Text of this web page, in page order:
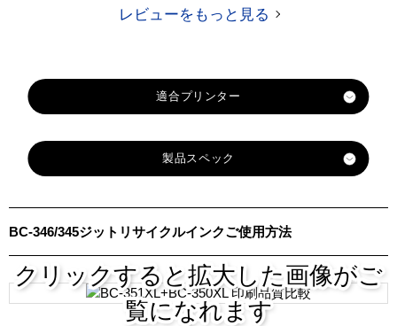
レビューをもっと見る
適合プリンター
PIXUS-TS203
製品スペック
ー
対応
純正型
番
BC-
345XL
BC-345 BC-346
BC-
BC-346/345ジットリサイクルインクご使用方法
クリックすると拡大した画像がご
覧になれます